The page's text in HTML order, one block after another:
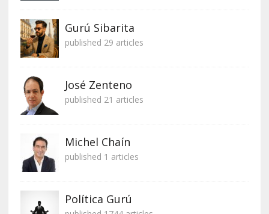
Gurú Sibarita
published 29 articles
José Zenteno
published 21 articles
Michel Chaín
published 1 articles
Política Gurú